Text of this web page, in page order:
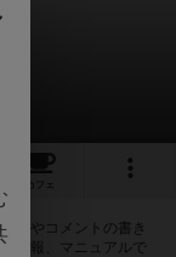
カフェ
成やコメントの書き
情報、マニュアルで